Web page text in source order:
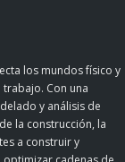
los mundos físico y
Con una
y análisis de
la construcción, la
a construir y